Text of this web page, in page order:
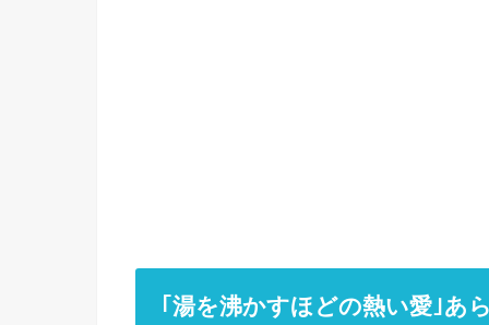
｢湯を沸かすほどの熱い愛｣あ